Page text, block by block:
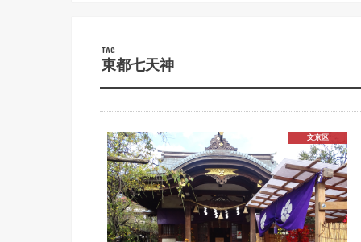
TAG
東都七天神
文京区